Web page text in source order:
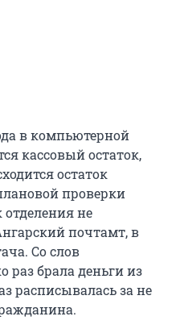
в компьютерной
кассовый остаток,
остаток
проверки
не
почтамт, в
Со слов
раз брала деньги из
расписывалась за не